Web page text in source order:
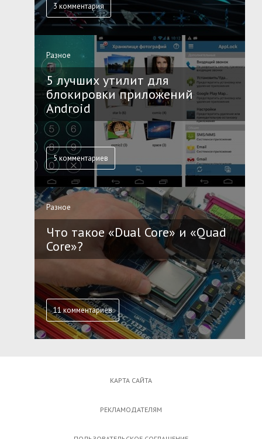
3 комментария
Разное
5 лучших утилит для
блокировки приложений
Android
5 комментариев
Разное
Что такое «Dual Core» и «Quad
Core»?
11 комментариев
КАРТА САЙТА
РЕКЛАМОДАТЕЛЯМ